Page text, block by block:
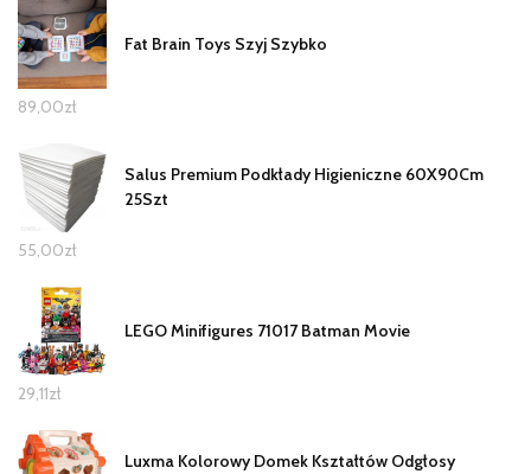
Fat Brain Toys Szyj Szybko
89,00zł
Salus Premium Podkłady Higieniczne 60X90Cm
25Szt
55,00zł
LEGO Minifigures 71017 Batman Movie
29,11zł
Luxma Kolorowy Domek Kształtów Odgłosy